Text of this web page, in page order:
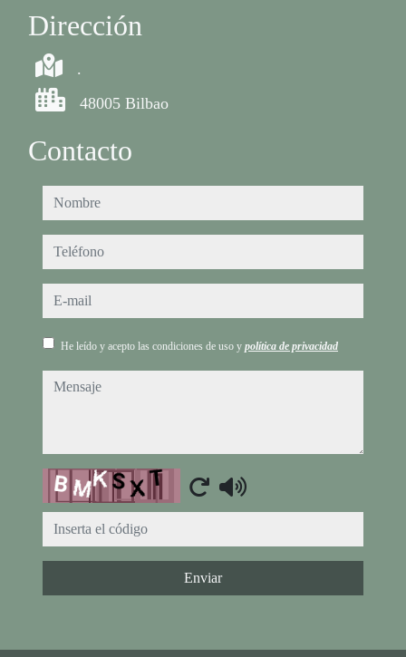
Dirección
.
48005 Bilbao
Contacto
nombre
teléfono
e-mail
He leído y acepto las condiciones de uso y política de privacidad
mensaje
Captcha
Enviar